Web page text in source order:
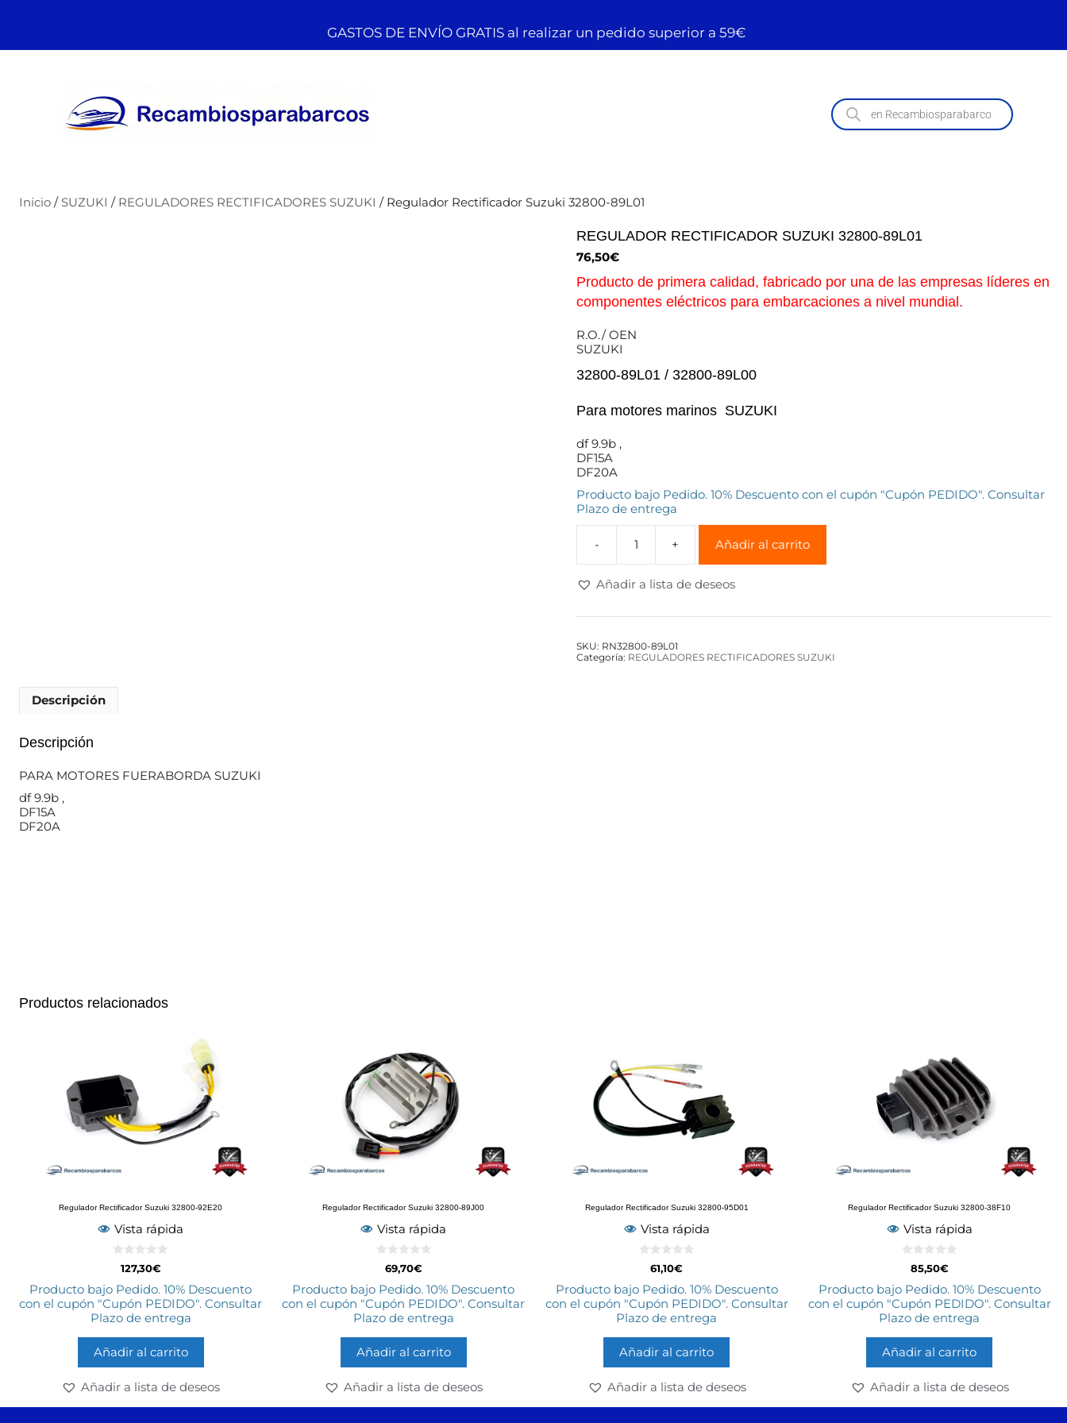
GASTOS DE ENVÍO GRATIS al realizar un pedido superior a 59€
Inicio / SUZUKI / REGULADORES RECTIFICADORES SUZUKI / Regulador Rectificador Suzuki 32800-89L01
REGULADOR RECTIFICADOR SUZUKI 32800-89L01
76,50€
Producto de primera calidad, fabricado por una de las empresas líderes en
componentes eléctricos para embarcaciones a nivel mundial.
R.O./ OEN
SUZUKI
32800-89L01 / 32800-89L00
Para motores marinos SUZUKI
df 9.9b ,
DF15A
DF20A
Producto bajo Pedido. 10% Descuento con el cupón "Cupón PEDIDO". Consultar
Plazo de entrega
Añadir al carrito
Añadir a lista de deseos
SKU: RN32800-89L01
Categoría: REGULADORES RECTIFICADORES SUZUKI
Descripción
Descripción
PARA MOTORES FUERABORDA SUZUKI
df 9.9b ,
DF15A
DF20A
Productos relacionados
Regulador Rectificador Suzuki 32800-92E20
Vista rápida
e
5
127,30€
Producto bajo Pedido. 10% Descuento
con el cupón "Cupón PEDIDO". Consultar
Plazo de entrega
Añadir al carrito
Añadir a lista de deseos
Regulador Rectificador Suzuki 32800-89J00
Vista rápida
e
5
69,70€
Producto bajo Pedido. 10% Descuento
con el cupón "Cupón PEDIDO". Consultar
Plazo de entrega
Añadir al carrito
Añadir a lista de deseos
Regulador Rectificador Suzuki 32800-95D01
Vista rápida
e
5
61,10€
Producto bajo Pedido. 10% Descuento
con el cupón "Cupón PEDIDO". Consultar
Plazo de entrega
Añadir al carrito
Añadir a lista de deseos
Regulador Rectificador Suzuki 32800-38F10
Vista rápida
e
5
85,50€
Producto bajo Pedido. 10% Descuento
con el cupón "Cupón PEDIDO". Consultar
Plazo de entrega
Añadir al carrito
Añadir a lista de deseos